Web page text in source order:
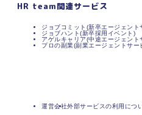
HR team関連サービス
ジョブコミット(新卒エージェント
ジョブハント(新卒採用イベント)
アゲルキャリア(中途エージェント
プロの副業(副業エージェントサー
運営会社外部サービスの利用につ